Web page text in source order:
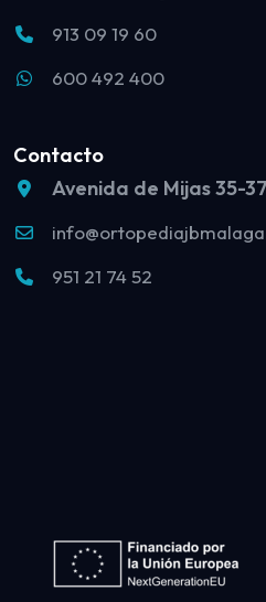
913 09 19 60
600 492 400
Contacto
Avenida de Mijas 35-
951 21 74 52